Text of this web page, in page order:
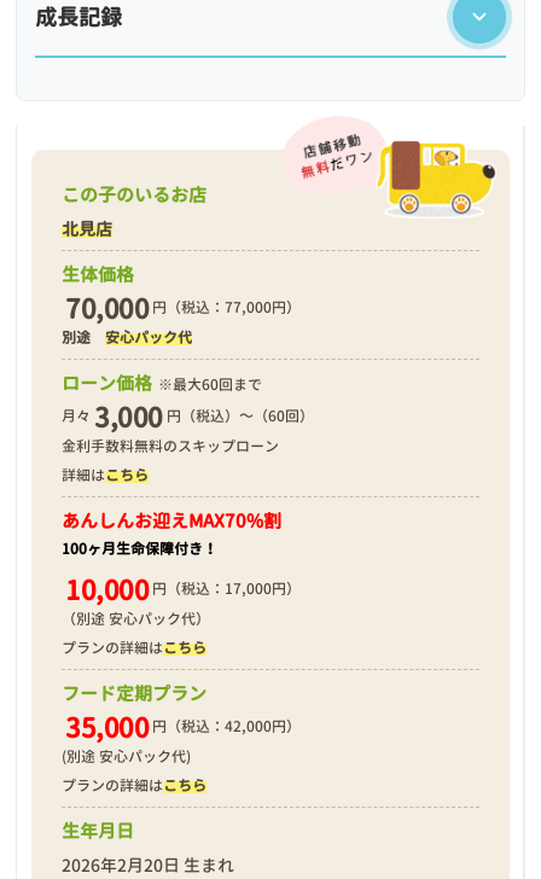
成長記録
2026年02月24日
❮ ❯
この子のいるお店
北見店
生体価格
70,000 円（税込：77,000円）
別途安心パック代
ローン価格 ※最大60回まで
月々 3,000 円（税込）～（60回）
金利手数料無料のスキップローン
詳細はこちら
あんしんお迎えMAX70%割
100ヶ月生命保障付き！
10,000 円（税込：17,000円）
（別途 安心パック代）
プランの詳細はこちら
フード定期プラン
35,000 円（税込：42,000円）
(別途 安心パック代)
プランの詳細はこちら
生年月日
2026年2月20日 生まれ